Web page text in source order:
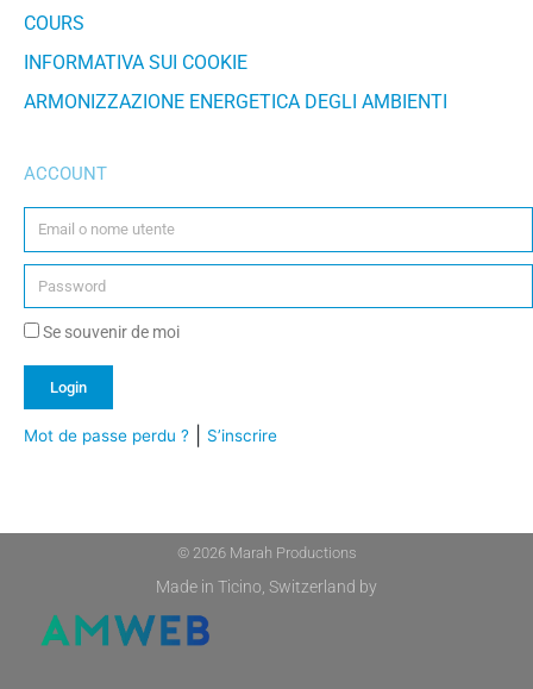
COURS
INFORMATIVA SUI COOKIE
ARMONIZZAZIONE ENERGETICA DEGLI AMBIENTI
ACCOUNT
Se souvenir de moi
Login
Mot de passe perdu ? S’inscrire
© 2026 Marah Productions
Made in Ticino, Switzerland by